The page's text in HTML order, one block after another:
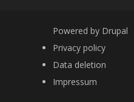
Powered by Drupal
FOOTER
Privacy policy
Data deletion
Impressum